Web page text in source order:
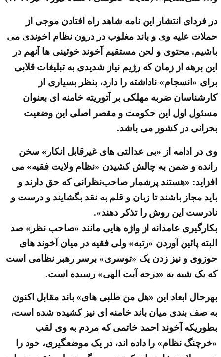
در فردای انتشار این نامه شاهد راه افتادن موجی از
حملات علیه وی و باند مغلوب در درون نظام اخوندی می
باشیم. محتوی و لحن مستقیم آخوند خوئینی ها آنهم در
این برهه از زمان که رژیم نیاز شدیدی به تبلیغات قلابی
برای «انسجام» ناداشته را دارد، بنظر بسیاری از
کارشناسان ضربه مهلکی بر آتوریته خامنه ای بعنوان
مسئول اول این حکومت و مقصر اصلی این وضعیت
بحرانی در کشور می باشد.
وی در ادامه از «بی عدالتی های غیرقابل انکار» سخن
رانده و ضمن به چالش کشیدن «نظام ولایت فقیه» می
افزاید: «هستند پرشمار صاحب‌نظرانی که حق دارند و
باید مجاز باشند تا زبان و قلم به نقد بگشایند و درست و
نادرست این روش را تذکر دهند».
بکارگیری عامدانه از واژه هایی مانند «صاحب نظر» صد
البته پائین آوردن «رتبه» ولی فقیه در میان آخوند های
حوزوی و نیز زدن یک «توسری» برسر رهبر نظامی است
که یک شبه به «درجه آیت الهی» رسیده است.
بهرحال ابعاد این «هل من طلبی های» باند مقابل اکنون
به صف بندی میان باند خامنه ای نیز کشیده شده است،
بطوریکه آخوند احمد خاتمی که مردم به وی لقب
«خرچنگ نظام» را داده اند، در یک موضعگیری، خود را